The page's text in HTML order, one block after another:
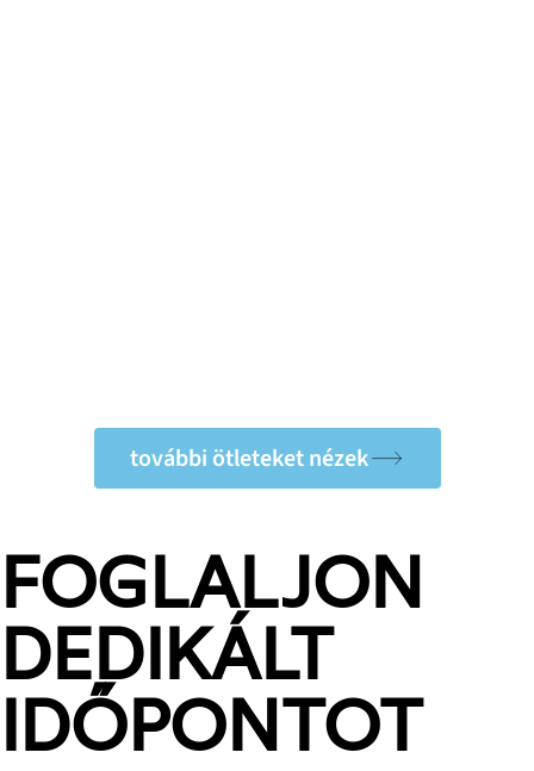
további ötleteket nézek
FOGLALJON
DEDIKÁLT
IDŐPONTOT